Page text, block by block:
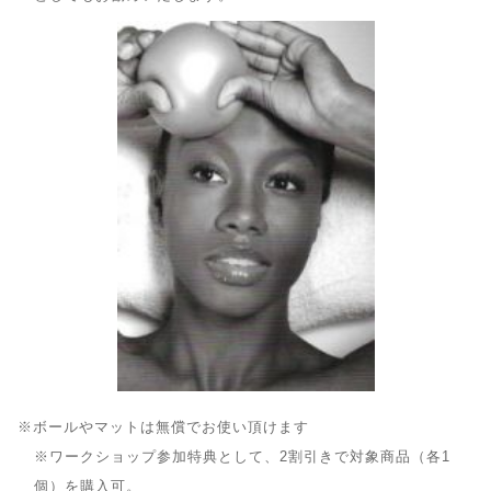
※ボールやマットは無償でお使い頂けます
※ワークショップ参加特典として、2割引きで対象商品（各1
個）を購入可。